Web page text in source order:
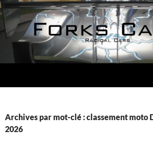
Aller
au
contenu
Archives par mot-clé : classement moto
2026